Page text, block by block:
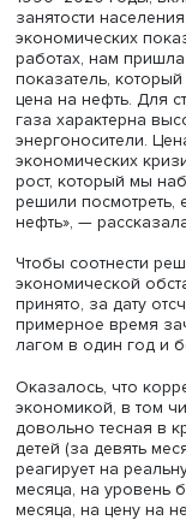
Елена Вакуленко,
В своей работе
1990–2020 годы,
занятости
работах, нам
показатель,
цена на нефть.
газа характерна
энергоносители.
экономических